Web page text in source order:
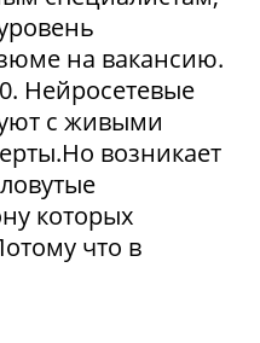
на вакансию.
Нейросетевые
с живыми
возникает
которых
что в